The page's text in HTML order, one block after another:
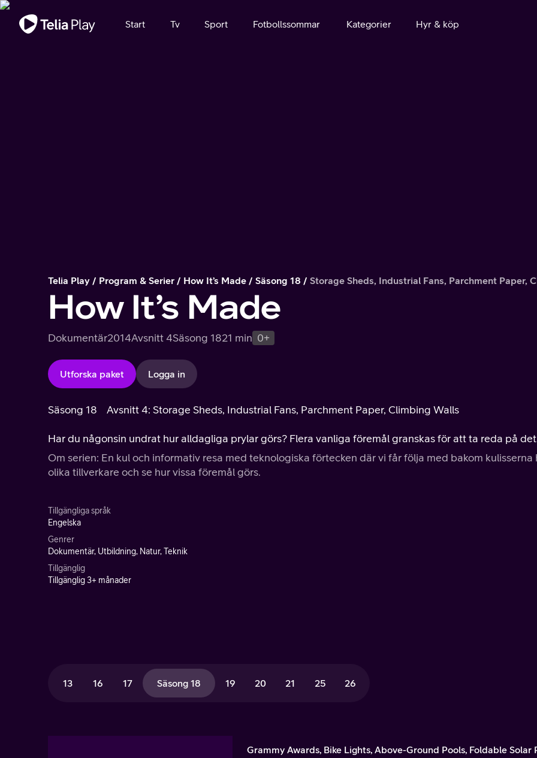
Viktigt meddelande
Start Tv Sport Fotbollssommar Kategorier Hyr & köp
Telia Play Program & Serier How It’s Made Säsong 18 Storage Sheds, Industrial Fans, Parchment Paper,
How It’s Made
Dokumentär2014Avsnitt 4Säsong 1821 min 0+
Utforska paket Logga in
Säsong 18 Avsnitt 4: Storage Sheds, Industrial Fans, Parchment Paper, Climbing Walls
Har du någonsin undrat hur alldagliga prylar görs? Flera vanliga föremål granskas för att ta reda på
Om serien: En kul och informativ resa med teknologiska förtecken där vi får följa med bakom kulisserna
olika tillverkare och se hur vissa föremål görs.
Tillgängliga språk
Engelska
Genrer
Dokumentär, Utbildning, Natur, Teknik
Tillgänglig
Tillgänglig 3+ månader
13 16 17 Säsong 18 19 20 21 25 26
Grammy Awards, Bike Lights, Above-Ground Pools, Foldable Solar